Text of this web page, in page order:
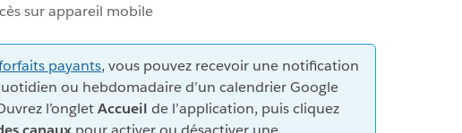
sur appareil mobile
payants, vous pouvez recevoir une notification
ou hebdomadaire d’un calendrier Google
l’ongletAccueil de l’application, puis cliquez